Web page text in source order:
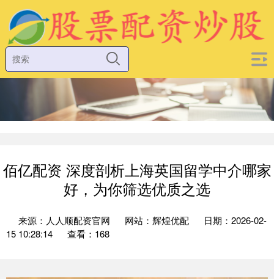
佰亿配资 深度剖析上海英国留学中介哪家
好，为你筛选优质之选
来源：人人顺配资官网 网站：辉煌优配
日期：2026-02-
15 10:28:14
查看：168